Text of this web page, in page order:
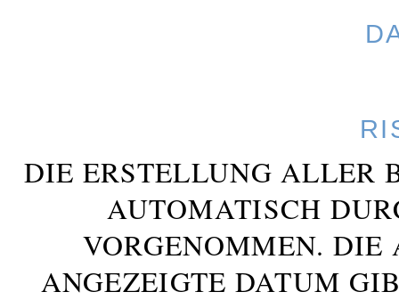
DIE ERSTELLUNG ALLER
AUTOMATISCH
VORGENOMMEN. DIE
ANGEZEIGTE DATUM